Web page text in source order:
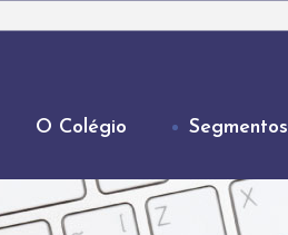
O Colégio Segmentos